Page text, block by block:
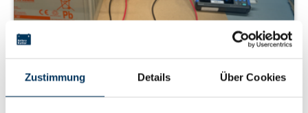
Zustimmung Details Über Cookies
Setzen Sie auf qualitätsgeprüftes Zubehör